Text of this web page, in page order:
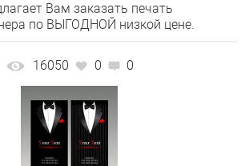
Вам заказать печать
по ВЫГОДНОЙ низкой цене.
16050 0 0